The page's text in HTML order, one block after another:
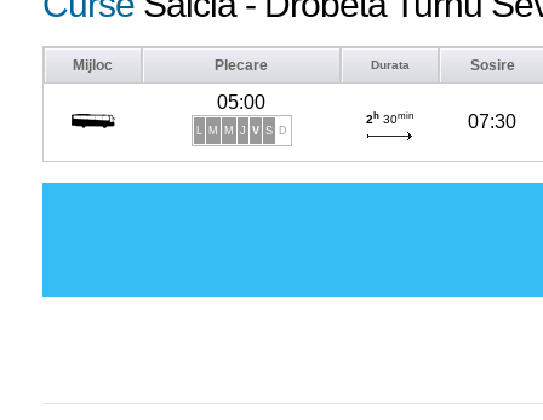
Mijloc Plecare Durata Sosire
05:00
L M M J V S D
2 h 30min 07:30